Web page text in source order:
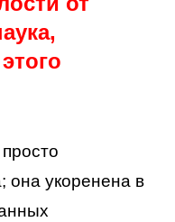
она укоренена в